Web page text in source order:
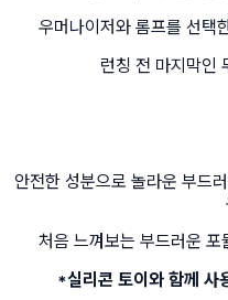
우머나이저와 롬프를 선택
런칭 전 마지막인
안전한 성분으로 놀라운 부드
처음 느껴보는 부드러운
*실리콘 토이와 함께 사